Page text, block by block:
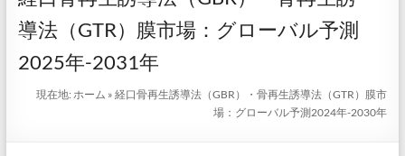
導法（GTR）膜市場：グローバル予測
2025年-2031年
現在地:ホーム »経口骨再生誘導法（GBR）・骨再生誘導法（GTR）膜市
場：グローバル予測2024年-2030年